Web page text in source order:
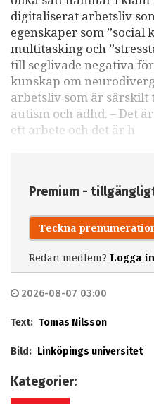
digitaliserat arbetsliv
egenskaper som ”social
multitasking och
till seglivade negativa
kunskap om
arbetsliv som är särskilt
autism och adhd. – Det
ett arbete och det är h
Premium -
Teckna
Redan medlem? Logga
2026-08-07 03:00
Text: Tomas Nilsson
Bild: Linköpings universitet
Kategorier: